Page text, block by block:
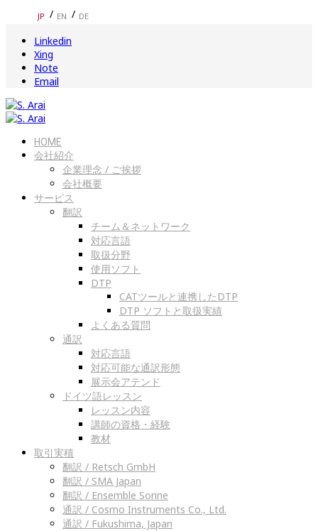
JP EN DE
Linkedin
Xing
Note
Email
HOME
会社紹介
企業理念 / ご挨拶
会社概要
サービス
翻訳
チーム＆ネットワーク
対応言語
取扱分野
使用ソフト
DTP
CATツールと連携したDTP
DTP ソフトと取扱実績
よくある質問
通訳
対応言語
対応可能な通訳形態
展示会アテンド
ドイツ語レッスン
レッスン内容
講師の資格・経験
教材
取引実積
翻訳 / Retsch GmbH
翻訳 / SMA Japan
翻訳 / Ensemble Sonne
通訳 / Cosmo Instruments Co., Ltd.
通訳 / Fukushima, Japan